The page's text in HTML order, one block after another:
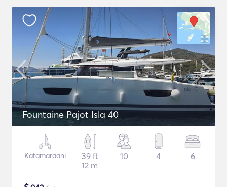
Fountaine Pajot Isla 40
Katamaraani
39 ft
12 m
10 4 6